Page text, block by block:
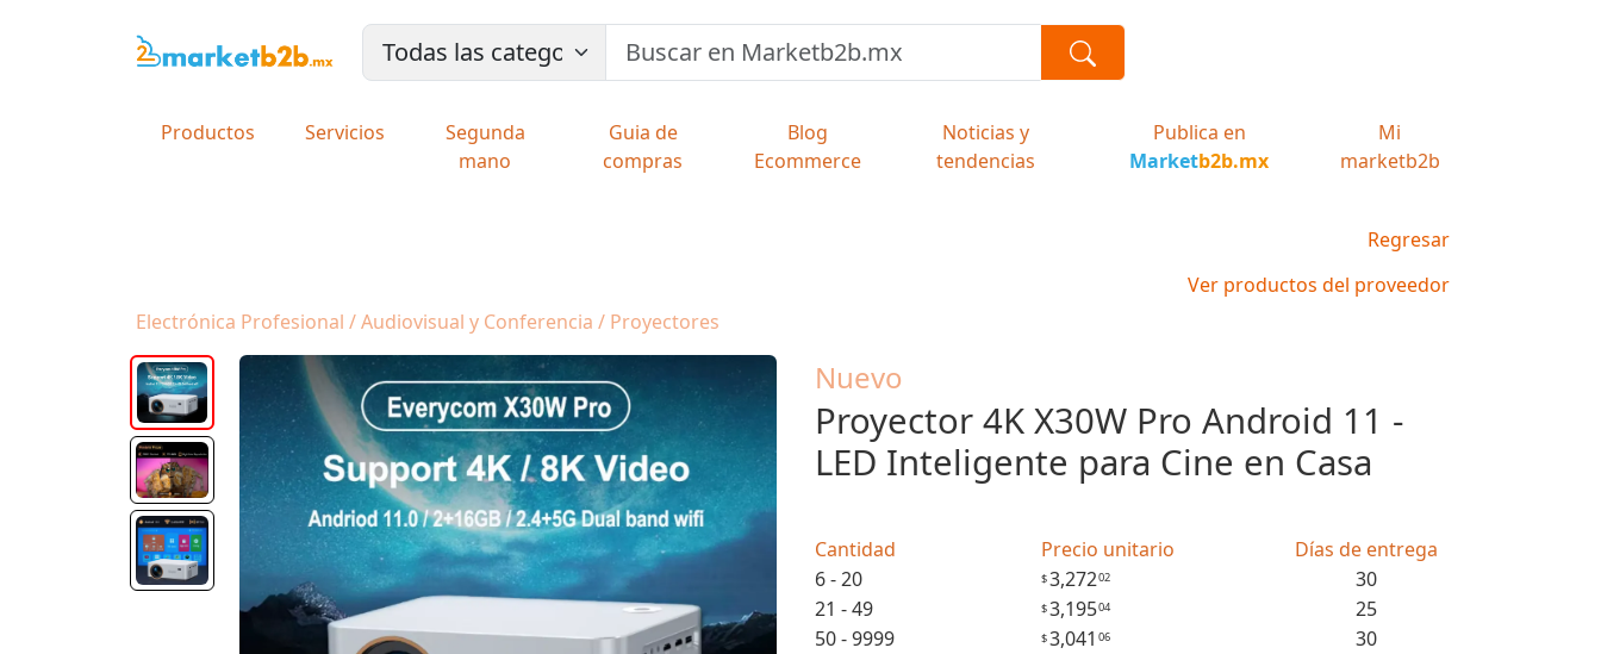
Productos Servicios
Segunda
mano
Guia de
compras
Blog
Ecommerce
Noticias y
tendencias
Publica en
Marketb2b.mx
Mi
marketb2b
Regresar
Ver productos del proveedor
Electrónica Profesional / Audiovisual y Conferencia / Proyectores
Nuevo
Proyector 4K X30W Pro Android 11 -
LED Inteligente para Cine en Casa
Cantidad Precio unitario
Días de entrega
6 - 20
$3,27202
30
21 - 49
$3,19504
25
50 - 9999
$3,041 06
30